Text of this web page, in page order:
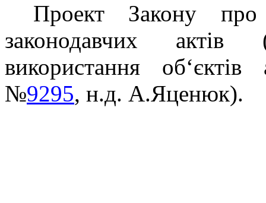
Проект Закону
законодавчих
використання
№9295, н.д. А.Яценюк).